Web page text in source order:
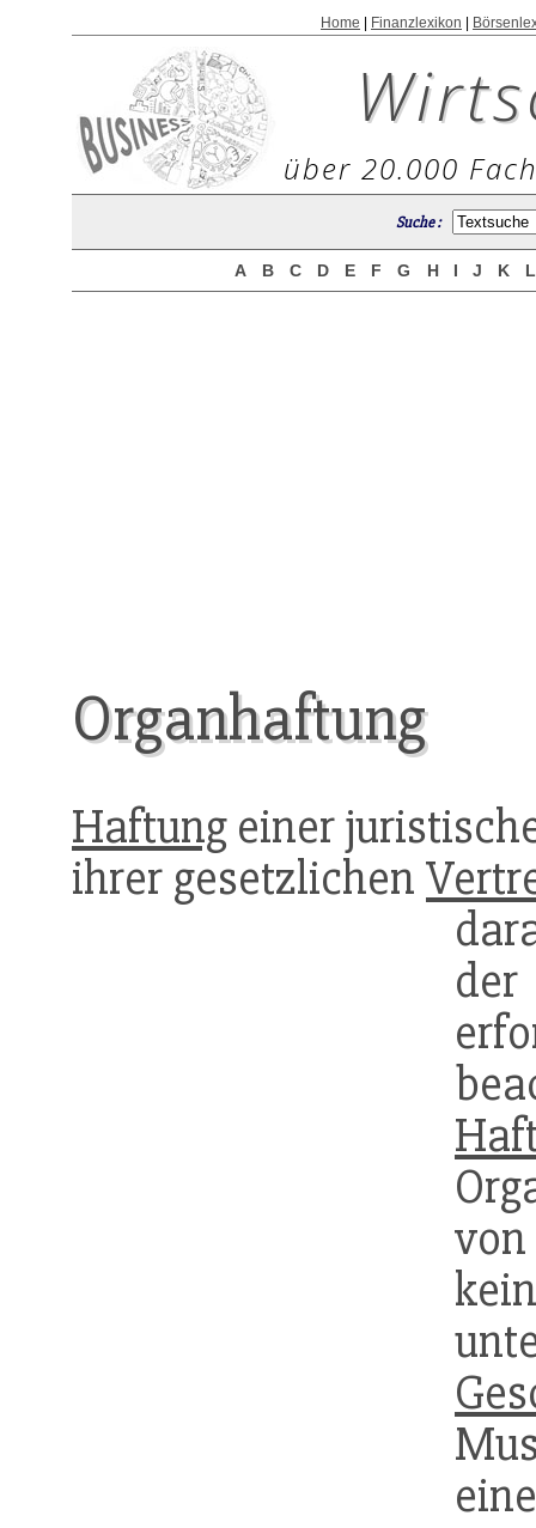
Home Finanzlexikon
über 20.000
Suche :
A B C D E F G H I J K
Organhaftung
Haftung einer
ihrer gesetzlichen